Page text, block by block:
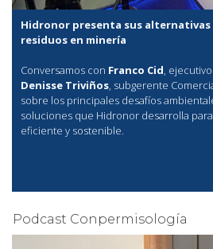
Hidronor presenta sus alternativas
residuos en minería
Conversamos con Franco Cid,
Denisse Triviños, subgerente
sobre los principales desafíos
soluciones que Hidronor desarrolla
eficiente y sostenible.
Podcast Conpermisología